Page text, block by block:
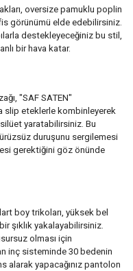
oversize pamuklu poplin
görünümü elde edebilirsiniz.
destekleyeceğiniz bu stil,
bir hava katar.
"SAF SATEN"
slip eteklerle kombinleyerek
yaratabilirsiniz. Bu
duruşunu sergilemesi
gerektiğini göz önünde
boy trikoları, yüksek bel
şıklık yakalayabilirsiniz.
olması için
inç sisteminde 30 bedenin
alarak yapacağınız pantolon